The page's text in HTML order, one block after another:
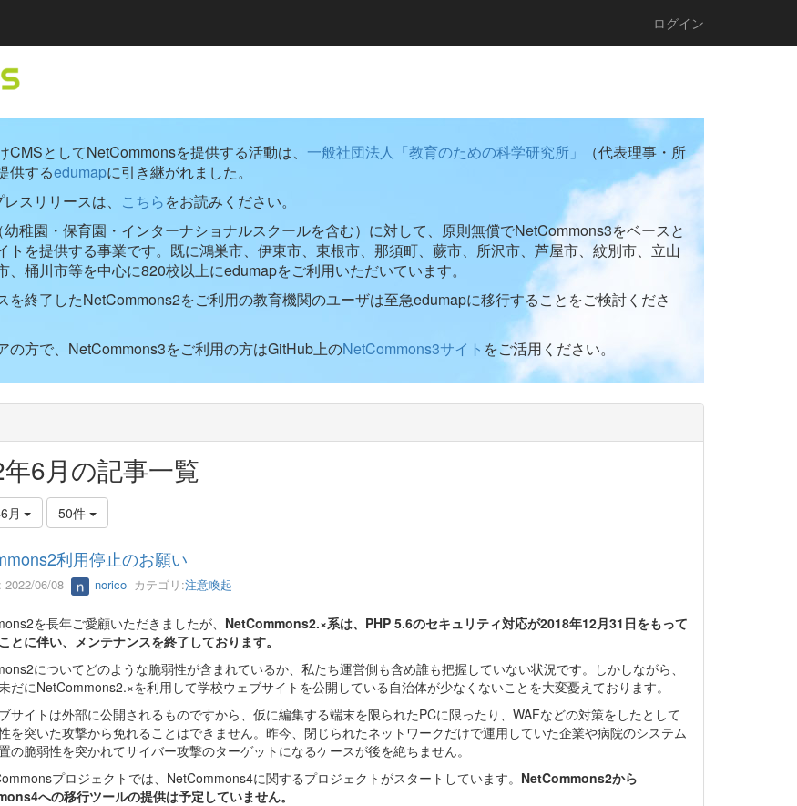
ログイン
CMSとしてNetCommonsを提供する活動は、 一般社団法人「教育のための科学研究所」
（代表理事・所
供するedumapに引き継がれました。
スリリースは、 こちらをお読みください。
稚園・保育園・インターナショナルスクールを含む）に対して、原則無償でNetCommons3をベースと
トを提供する事業です。既に鴻巣市、伊東市、東根市、那須町、蕨市、所沢市、芦屋市、紋別市、立山
、桶川市等を中心に820校以上にedumapをご利用いただいています。
を終了したNetCommons2をご利用の教育機関のユーザは至急edumapに移行することをご検討くださ
の方で、NetCommons3をご利用の方はGitHub上のNetCommons3サイト をご活用ください。
6月の記事一覧
月 50件
利用停止のお願い
2022/06/08 noricoカテゴリ:注意喚起
を長年ご愛顧いただきましたが、 NetCommons2.×系は、PHP 5.6のセキュリティ対応が2018年12月31日をもって
とに伴い、メンテナンスを終了しております。
についてどのような脆弱性が含まれているか、私たち運営側も含め誰も把握していない状況です。しかしながら、
だにNetCommons2.×を利用して学校ウェブサイトを公開している自治体が少なくないことを大変憂えております。
サイトは外部に公開されるものですから、仮に編集する端末を限られたPCに限ったり、WAFなどの対策をしたとして
を突いた攻撃から免れることはできません。昨今、閉じられたネットワークだけで運用していた企業や病院のシステム
の脆弱性を突かれてサイバー攻撃のターゲットになるケースが後を絶ちません。
プロジェクトでは、NetCommons4に関するプロジェクトがスタートしています。 NetCommons2から
への移行ツールの提供は予定していません。